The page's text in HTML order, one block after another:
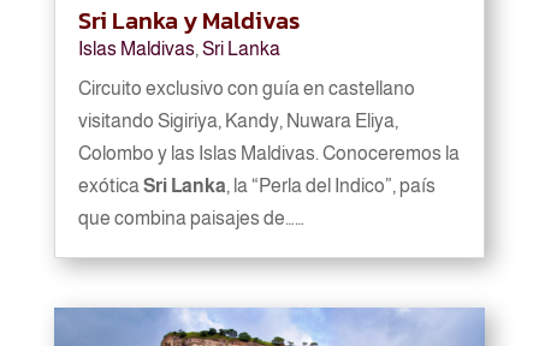
Sri Lanka y Maldivas
Islas Maldivas, Sri Lanka
Circuito exclusivo con guía en castellano
visitando Sigiriya, Kandy, Nuwara Eliya,
Colombo y las Islas Maldivas. Conoceremos la
exótica Sri Lanka, la “Perla del Indico”, país
que combina paisajes de……